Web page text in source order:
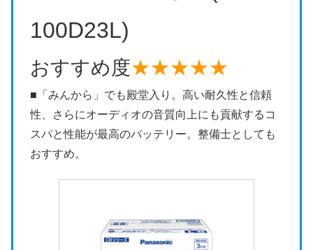
100D23L)
おすすめ度★★★★★
■「みんから」でも殿堂入り。高い耐久性と信頼
性、さらにオーディオの音質向上にも貢献するコ
スパと性能が最高のバッテリー。整備士としても
おすすめ。